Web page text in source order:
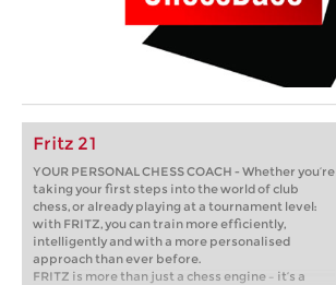
Fritz 21
YOUR PERSONAL CHESS COACH - Whether you’re
taking your first steps into the world of club
chess, or already playing at a tournament level:
with FRITZ, you can train more efficiently,
intelligently and with a more personalised
approach than ever before.
FRITZ is more than just a chess engine – it’s a